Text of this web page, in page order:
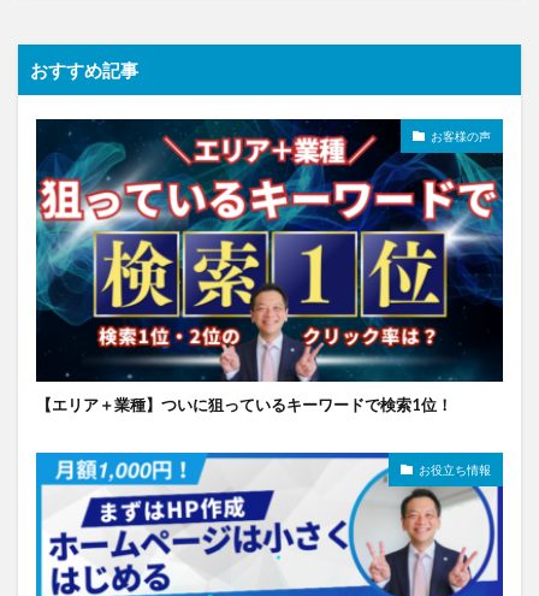
おすすめ記事
お客様の声
【エリア＋業種】ついに狙っているキーワードで検索1位！
お役立ち情報